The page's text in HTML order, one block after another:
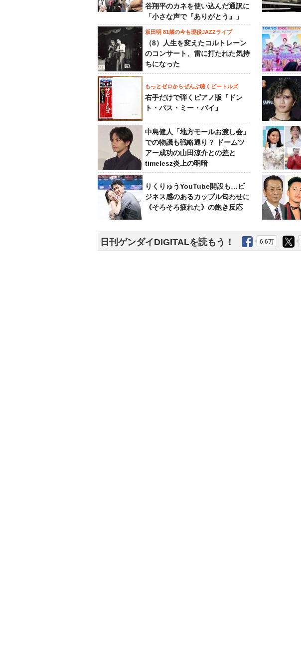
谷翔平のカネを使い込んだ通訳に
「小さな声で『ありがとう』」
坂田明 81歳の今も現役JAZZライブ
（8）人生を変えたコルトレーン
のコンサート、雷に打たれた気持
ちになった
もっとゼロからぜんぶ聴くビートルズ
右手だけで弾くピアノ版『ドン
ト・パス・ミー・バイ』
中島健人「地方モールお渡し会」
での物議も戦略通り？ ドームツ
アー成功の山田涼介との差と
timelesz炎上の明暗
りくりゅうYouTube開設も…ビ
ジネス感のあるカップル匂わせに
《そろそろ疲れた》の飽き反応
日刊ゲンダイDIGITALを読もう！ 6.6万